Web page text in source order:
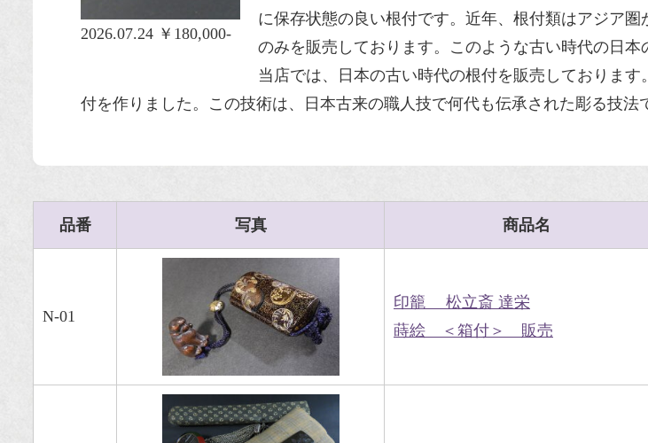
2026.07.24 ￥180,000-
に保存状態の良い根付です。近年、 根付類はアジア圏
のみを販売しております。このような古い時代の日本
当店では、日本の古い時代の根付を販売しております。
付を作りました。この技術は、
日本古来の職人技で何代も伝承された彫る技法
品番 写真 商品名
N-01
印籠 松立斎 達栄
蒔絵 ＜箱付＞ 販売